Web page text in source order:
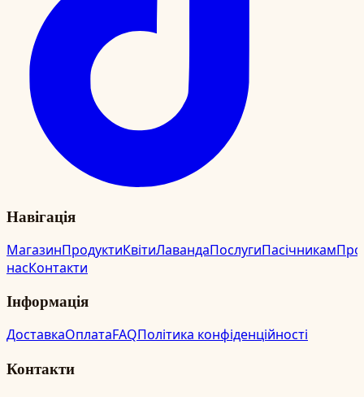
Навігація
МагазинПродуктиКвітиЛавандаПослугиПасічникамПро
насКонтакти
Інформація
ДоставкаОплатаFAQПолітика конфіденційності
Контакти